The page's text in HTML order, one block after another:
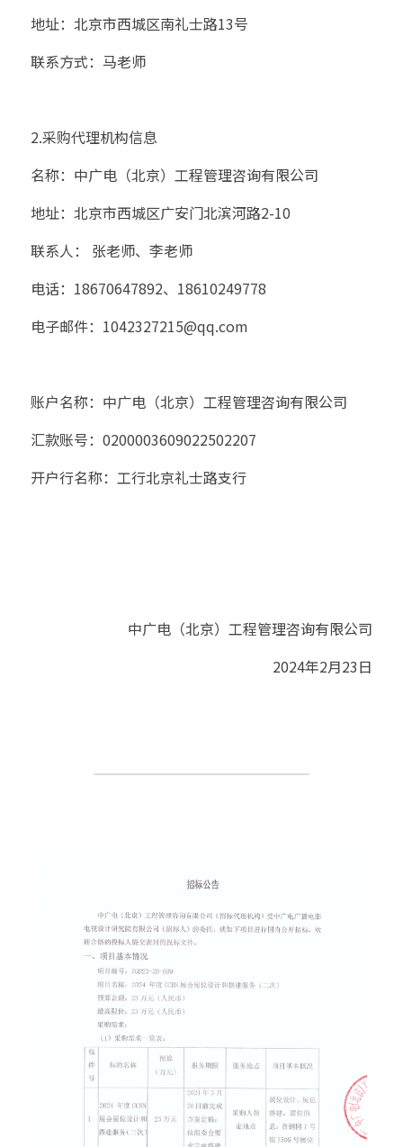
地址：北京市西城区南礼士路13号
联系方式：马老师
2.采购代理机构信息
名称：中广电（北京）工程管理咨询有限公司
地址：北京市西城区广安门北滨河路2-10
联系人： 张老师、李老师
电话：18670647892、18610249778
账户名称：中广电（北京）工程管理咨询有限公司
汇款账号：0200003609022502207
开户行名称：工行北京礼士路支行
中广电（北京）工程管理咨询有限公司
2024年2月23日